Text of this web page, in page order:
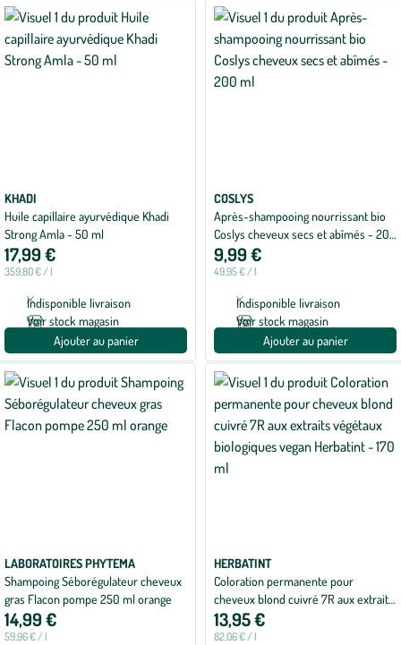
KHADI
Huile capillaire ayurvédique Khadi
Strong Amla - 50 ml
17,99 €
359,80 € / l
Indisponible livraison
Voir stock magasin
Ajouter au panier
COSLYS
Après-shampooing nourrissant bio
Coslys cheveux secs et abîmés - 200
ml
9,99 €
49,95 € / l
Indisponible livraison
Voir stock magasin
Ajouter au panier
LABORATOIRES PHYTEMA
Shampoing Séborégulateur cheveux
gras Flacon pompe 250 ml orange
14,99 €
59,96 € / l
HERBATINT
Coloration permanente pour
cheveux blond cuivré 7R aux extraits
végétaux biologiques vegan Herbatint
- 170 ml
13,95 €
82,06 € / l